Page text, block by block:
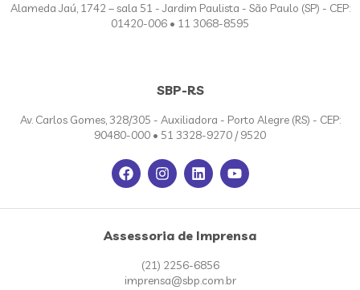
Alameda Jaú, 1742 – sala 51 - Jardim Paulista - São Paulo (SP) - CEP:
01420-006 • 11 3068-8595
SBP-RS
Av. Carlos Gomes, 328/305 - Auxiliadora - Porto Alegre (RS) - CEP:
90480-000 • 51 3328-9270 / 9520
Assessoria de Imprensa
(21) 2256-6856
imprensa@sbp.com.br